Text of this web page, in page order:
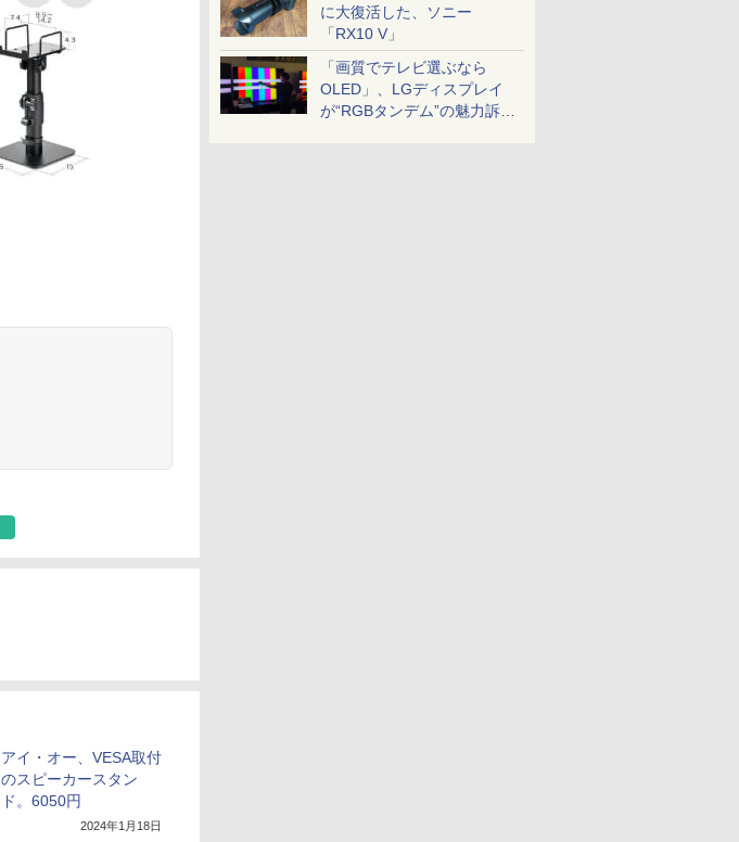
に大復活した、ソニー
「RX10 V」
「画質でテレビ選ぶなら
OLED」、LGディスプレイ
が“RGBタンデム”の魅力訴
アイ・オー、VESA取付
のスピーカースタン
ド。6050円
2024年1月18日